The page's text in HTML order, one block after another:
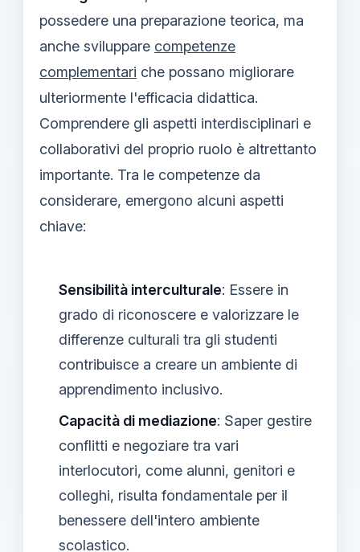
possedere una preparazione teorica, ma
anche sviluppare competenze
complementari che possano migliorare
ulteriormente l'efficacia didattica.
Comprendere gli aspetti interdisciplinari e
collaborativi del proprio ruolo è altrettanto
importante. Tra le competenze da
considerare, emergono alcuni aspetti
chiave:
Sensibilità interculturale: Essere in
grado di riconoscere e valorizzare le
differenze culturali tra gli studenti
contribuisce a creare un ambiente di
apprendimento inclusivo.
Capacità di mediazione: Saper gestire
conflitti e negoziare tra vari
interlocutori, come alunni, genitori e
colleghi, risulta fondamentale per il
benessere dell'intero ambiente
scolastico.